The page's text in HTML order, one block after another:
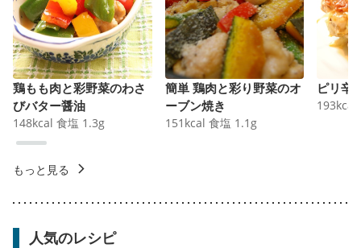
鶏もも肉と彩野菜のわさ
びバター醤油
148kcal 食塩 1.3g
簡単 鶏肉と彩り野菜のオ
ーブン焼き
151 kcal 食塩 1.1 g
ピリ辛
193kcal
もっと見る
人気のレシピ